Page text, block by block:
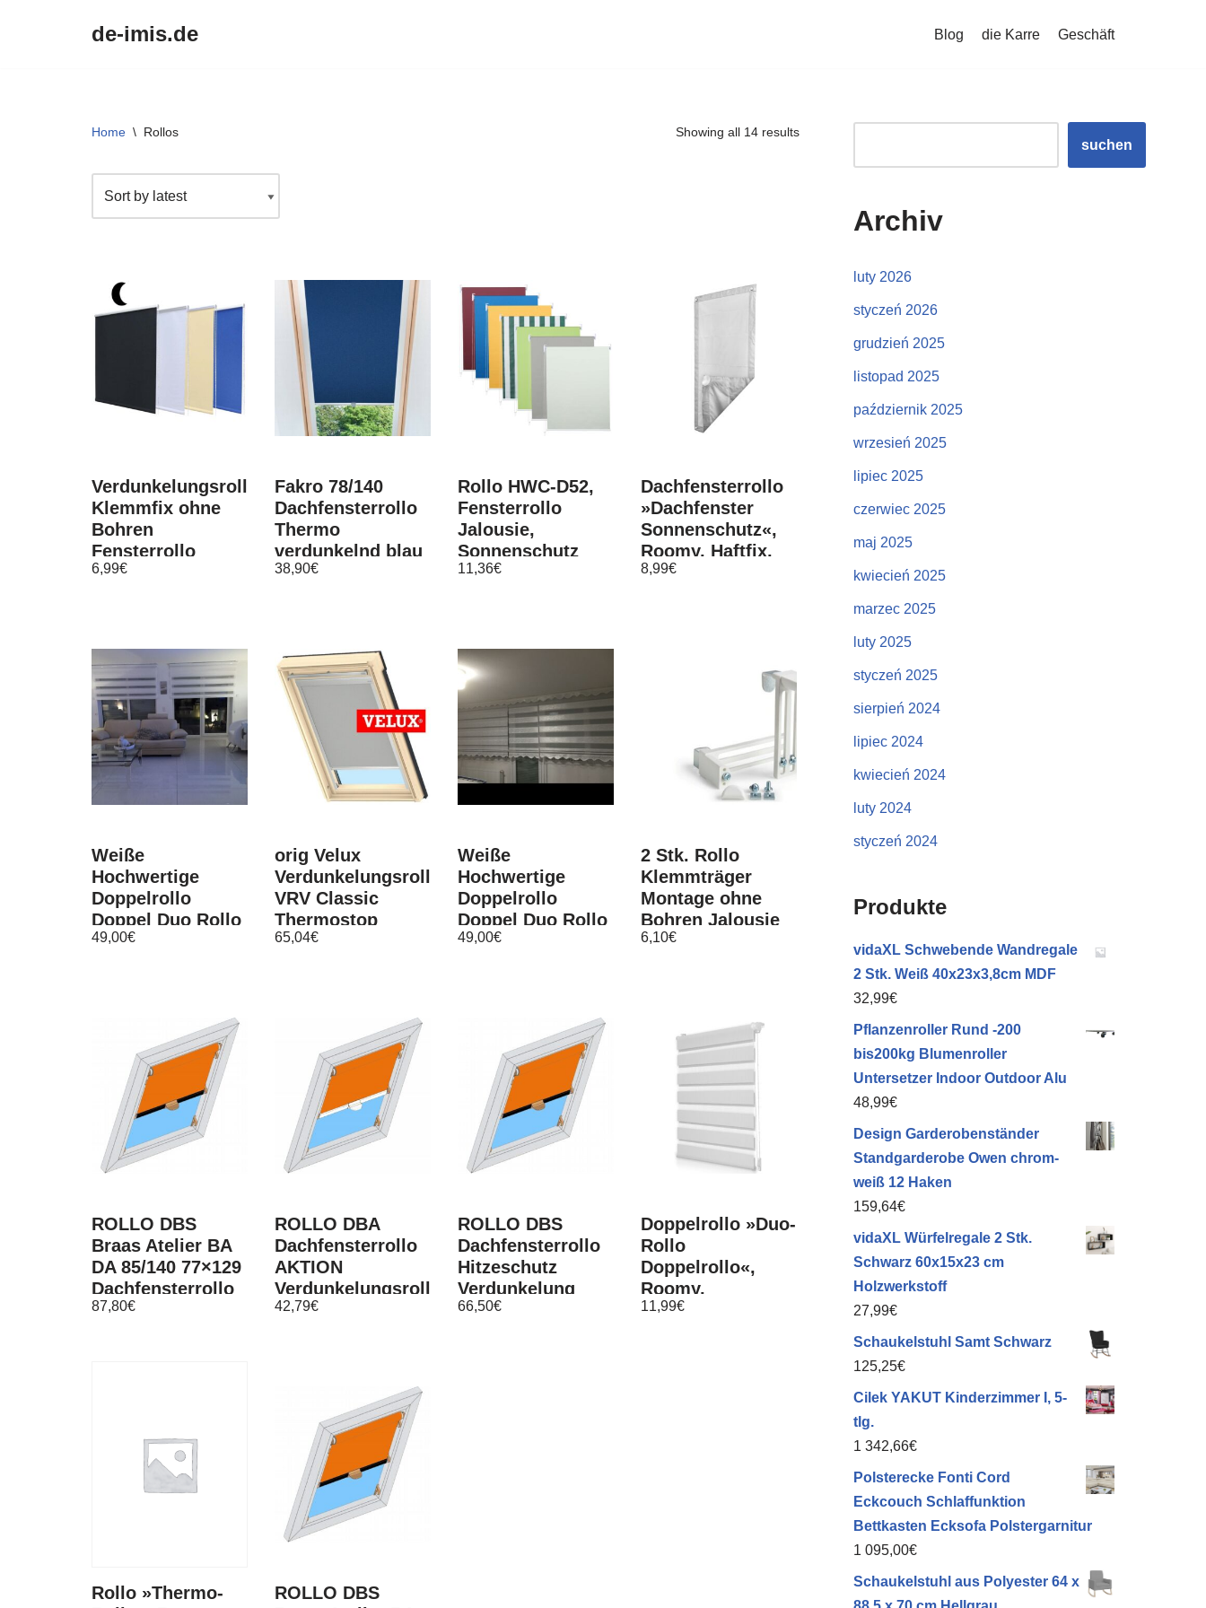
de-imis.de Blog die Karre Geschäft
Home \ Rollos Showing all 14 results
Verdunkelungsrollo
Klemmfix ohne
Bohren
Fensterrollo
Thermo Rollo
6,99€
Fakro 78/140
Dachfensterrollo
Thermo
verdunkelnd blau
38,90€
Rollo HWC-D52,
Fensterrollo
Jalousie,
Sonnenschutz
Verdunkelung
11,36€
Dachfensterrollo
»Dachfenster
Sonnenschutz«,
Roomy, Haftfix,
mit Saugnapf
8,99€
Weiße
Hochwertige
Doppelrollo
Doppel Duo Rollo
Duorollo
49,00€
orig Velux
Verdunkelungsrollo
VRV Classic
Thermostop
Hitzeschutz GGL
65,04€
Weiße
Hochwertige
Doppelrollo
Doppel Duo Rollo
Duorollo
49,00€
2 Stk. Rollo
Klemmträger
Montage ohne
Bohren Jalousie
Rollo extra lang
6,10€
ROLLO DBS
Braas Atelier BA
DA 85/140 77×129
Dachfensterrollo
Verdunkelungsrollo
87,80€
ROLLO DBA
Dachfensterrollo
AKTION
Verdunkelungsrollo
BRAAS Delta
42,79€
ROLLO DBS
Dachfensterrollo
Hitzeschutz
Verdunkelung
Braas Klassik BK
66,50€
Doppelrollo »Duo-
Rollo
Doppelrollo«,
Roomy,
Klemmfix,
11,99€
Rollo »Thermo-
ROLLO DBS
suchen
Archiv
luty 2026
styczeń 2026
grudzień 2025
listopad 2025
październik 2025
wrzesień 2025
lipiec 2025
czerwiec 2025
maj 2025
kwiecień 2025
marzec 2025
luty 2025
styczeń 2025
sierpień 2024
lipiec 2024
kwiecień 2024
luty 2024
styczeń 2024
Produkte
vidaXL Schwebende Wandregale
2 Stk. Weiß 40x23x3,8cm MDF
32,99€
Pflanzenroller Rund -200
bis200kg Blumenroller
Untersetzer Indoor Outdoor Alu
48,99€
Design Garderobenständer
Standgarderobe Owen chrom-
weiß 12 Haken
159,64€
vidaXL Würfelregale 2 Stk.
Schwarz 60x15x23 cm
Holzwerkstoff
27,99€
Schaukelstuhl Samt Schwarz
125,25€
Cilek YAKUT Kinderzimmer I, 5-
tlg.
1 342,66€
Polsterecke Fonti Cord
Eckcouch Schlaffunktion
Bettkasten Ecksofa Polstergarnitur
1 095,00€
Schaukelstuhl aus Polyester 64 x